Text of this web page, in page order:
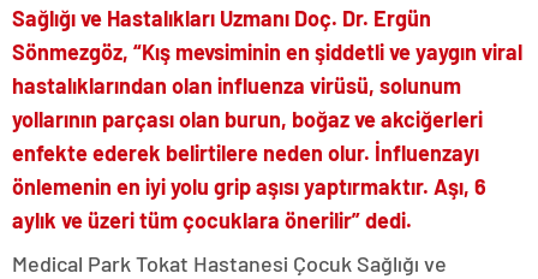
Sağlığı ve Hastalıkları Uzmanı Doç. Dr. Ergün
Sönmezgöz, “Kış mevsiminin en şiddetli ve yaygın viral
hastalıklarından olan influenza virüsü, solunum
yollarının parçası olan burun, boğaz ve akciğerleri
enfekte ederek belirtilere neden olur. İnfluenzayı
önlemenin en iyi yolu grip aşısı yaptırmaktır. Aşı, 6
aylık ve üzeri tüm çocuklara önerilir” dedi.
Medical Park Tokat Hastanesi Çocuk Sağlığı ve